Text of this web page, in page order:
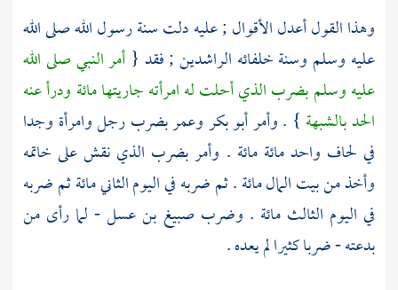
وهذا القول أعدل الأقوال ; عليه دلت سنة رسول الله صلى الله
عليه وسلم وسنة خلفائه الراشدين ; فقد { أمر النبي صلى الله
عليه وسلم بضرب الذي أحلت له امرأته جاريتها مائة ودرأ عنه
الحد بالشبهة } . وأمرأبو بكروعمربضرب رجل وامرأة وجدا
في لحاف واحد مائة مائة . وأمر بضرب الذي نقش على خاتمه
وأخذ من بيت المال مائة . ثم ضربه في اليوم الثاني مائة ثم ضربه
في اليوم الثالث مائة . وضرب صبيغ بن عسل- لما رأى من
بدعته - ضربا كثيرا لم يعده .